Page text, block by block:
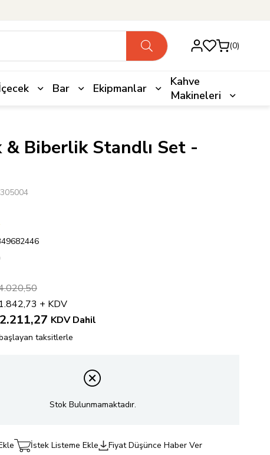
0
Bar Ekipmanlar
Kahve
Makineleri
& Biberlik Standlı Set -
+ KDV
KDV Dahil
taksitlerle
Stok Bulunmamaktadır.
İstek Listeme Ekle Fiyat Düşünce Haber Ver